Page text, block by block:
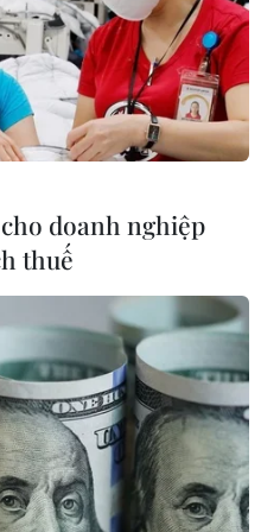
liền với
tiên có
30/30
kết nối
doanh nghiệp
thuế